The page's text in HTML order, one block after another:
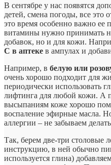
В сентябре у нас появятся
детей, смена погоды, все это
это время особенно важно ее
витамины нужно принимать
добавок, но и для кожи.
С в аптеке в ампулах и
Например, в белую или
очень хорошо подходит для
периодически использовать
лифтинга для любой кожи. А
высыпаниям коже хорошо
воспаление эфирные масла.
аллергии – не забываем
Так, берем две-три столовые
инструкцию, в ней обычно
используется глина)